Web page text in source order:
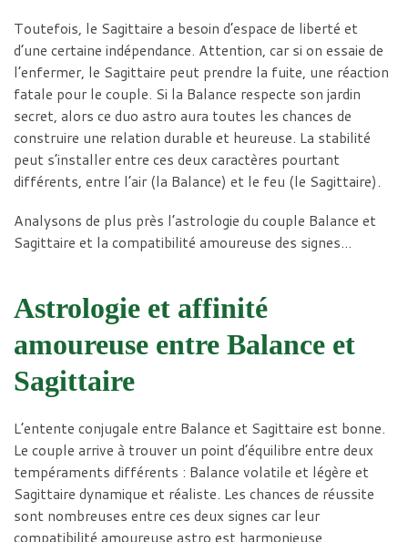
Toutefois, le Sagittaire a besoin d’espace de liberté et
d’une certaine indépendance. Attention, car si on essaie de
l’enfermer, le Sagittaire peut prendre la fuite, une réaction
fatale pour le couple. Si la Balance respecte son jardin
secret, alors ce duo astro aura toutes les chances de
construire une relation durable et heureuse. La stabilité
peut s’installer entre ces deux caractères pourtant
différents, entre l’air (la Balance) et le feu (le Sagittaire).
Analysons de plus près l’astrologie du couple Balance et
Sagittaire et la compatibilité amoureuse des signes…
Astrologie et affinité
amoureuse entre Balance et
Sagittaire
L’entente conjugale entre Balance et Sagittaire est bonne.
Le couple arrive à trouver un point d’équilibre entre deux
tempéraments différents : Balance volatile et légère et
Sagittaire dynamique et réaliste. Les chances de réussite
sont nombreuses entre ces deux signes car leur
compatibilité amoureuse astro est harmonieuse.